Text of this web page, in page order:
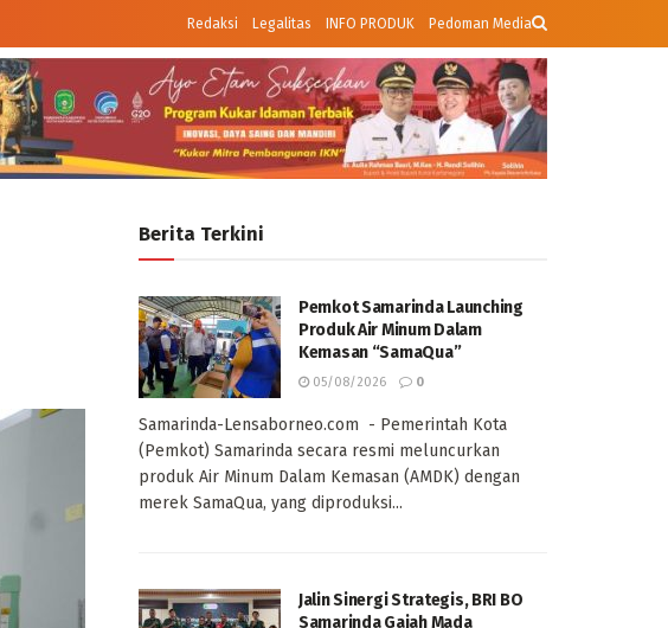
Redaksi Legalitas INFO PRODUK Pedoman Media
Berita Terkini
Pemkot Samarinda Launching
Produk Air Minum Dalam
Kemasan “SamaQua”
05/08/2026 0
Samarinda-Lensaborneo.com - Pemerintah Kota
(Pemkot) Samarinda secara resmi meluncurkan
produk Air Minum Dalam Kemasan (AMDK) dengan
merek SamaQua, yang diproduksi...
Jalin Sinergi Strategis, BRI BO
Samarinda Gajah Mada